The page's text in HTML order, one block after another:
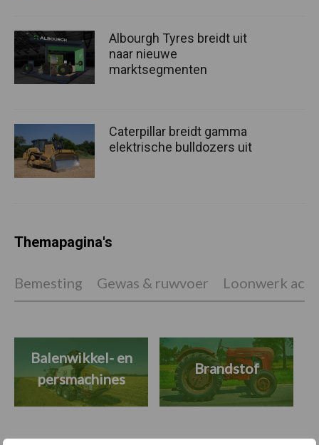
Albourgh Tyres breidt uit
naar nieuwe
marktsegmenten
Caterpillar breidt gamma
elektrische bulldozers uit
Themapagina's
Bemesting Gewas & ruwvoer Loonwerk
Balenwikkel- en
persmachines
Brandstof